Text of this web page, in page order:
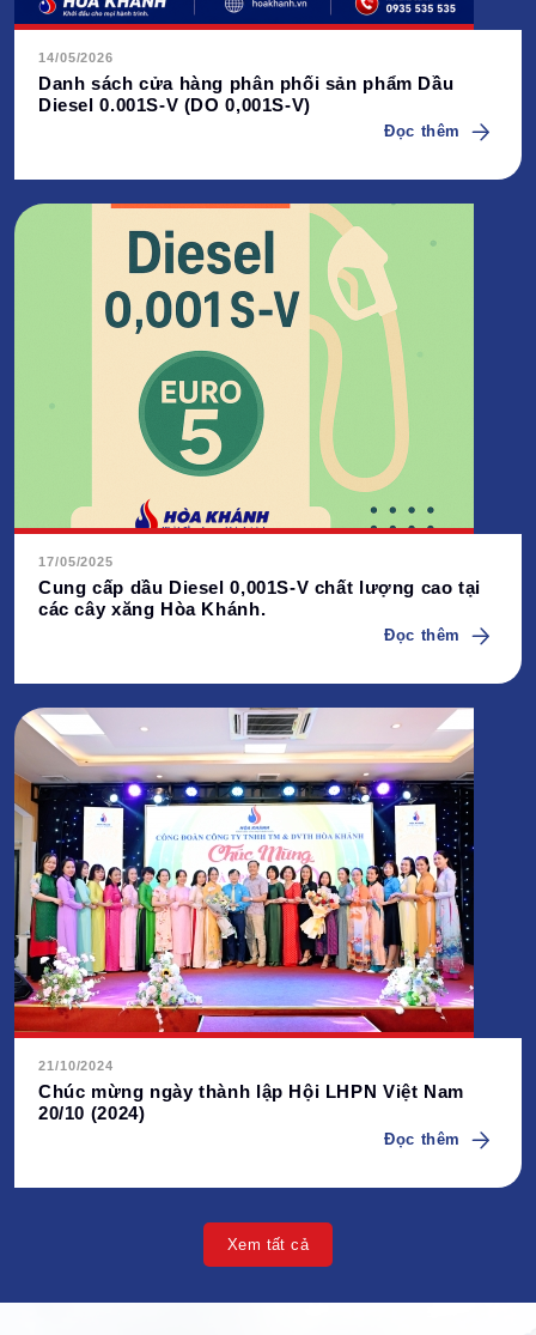
14/05/2026
Danh sách cửa hàng phân phối sản phẩm Dầu
Diesel 0.001S-V (DO 0,001S-V)
Đọc thêm
17/05/2025
Cung cấp dầu Diesel 0,001S-V chất lượng cao tại
các cây xăng Hòa Khánh.
Đọc thêm
21/10/2024
Chúc mừng ngày thành lập Hội LHPN Việt Nam
20/10 (2024)
Đọc thêm
Xem tất cả